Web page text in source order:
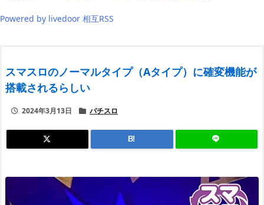
Powered by livedoor 相互RSS
スマスロのノーマルタイプ（Aタイプ）に確変機能が
搭載されるらしい
2024年3月13日 パチスロ
B!